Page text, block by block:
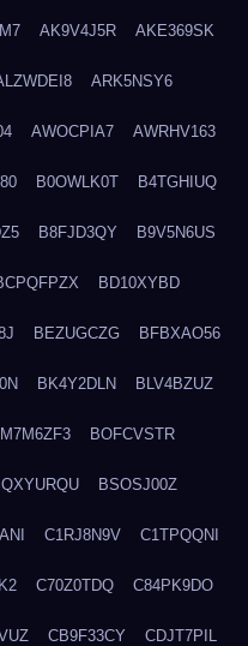
AK9V4J5R AKE369SK
ARK5NSY6
AWOCPIA7 AWRHV163
B0OWLK0T B4TGHIUQ
B8FJD3QY B9V5N6US
BD10XYBD
BEZUGCZG BFBXAO56
BK4Y2DLN BLV4BZUZ
BOFCVSTR
BSOSJ00Z
C1RJ8N9V C1TPQQNI
C70Z0TDQ C84PK9DO
CB9F33CY CDJT7PIL